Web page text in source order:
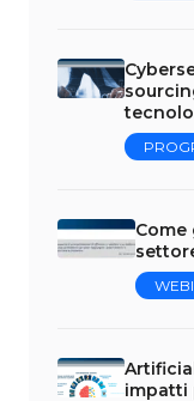
Come
impatti